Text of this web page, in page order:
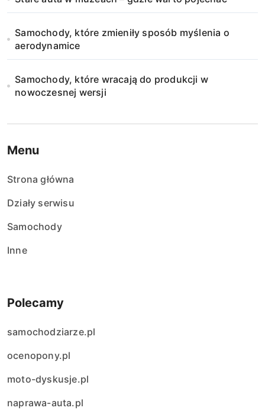
Samochody, które zmieniły sposób myślenia o
aerodynamice
Samochody, które wracają do produkcji w
nowoczesnej wersji
Menu
Strona główna
Działy serwisu
Samochody
Inne
Polecamy
samochodziarze.pl
ocenopony.pl
moto-dyskusje.pl
naprawa-auta.pl